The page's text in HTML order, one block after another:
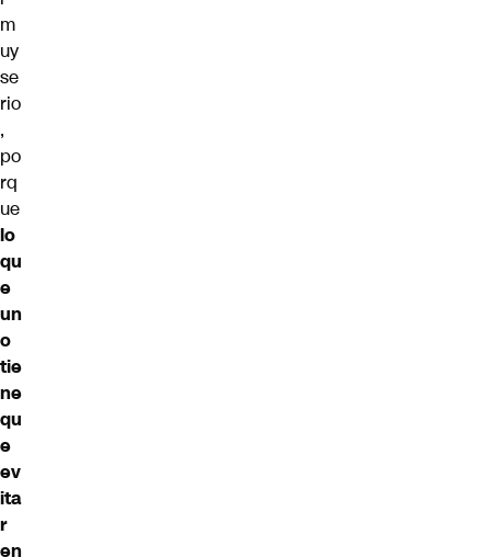
m
uy
se
rio
,
po
rq
ue
lo
qu
e
un
o
tie
ne
qu
e
ev
ita
r
en